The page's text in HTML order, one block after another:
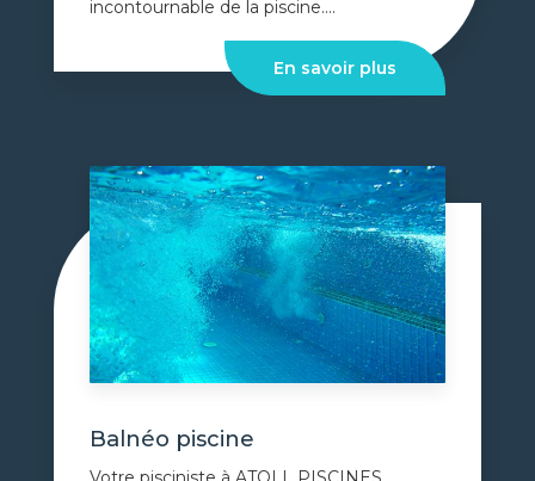
incontournable de la piscine....
En savoir plus
Balnéo piscine